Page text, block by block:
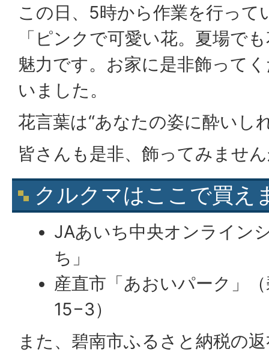
この日、5時から作業を行って
「ピンクで可愛い花。夏場で
魅力です。お家に是非飾って
いました。
花言葉は“あなたの姿に酔いし
皆さんも是非、飾ってみませ
クルクマはここで買え
JAあいち中央オンライン
ち」
産直市「あおいパーク」
15−3）
また、碧南市ふるさと納税の